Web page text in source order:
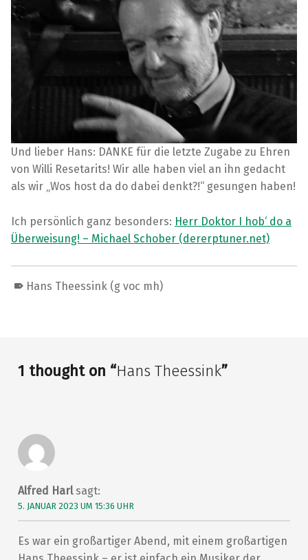
Und lieber Hans: DANKE für die letzte Zugabe zu Ehren
von Willi Resetarits! Wir alle haben viel an ihn gedacht
als wir „Wos host da do dabei denkt?!“ gesungen haben!
Ich persönlich ganz besonders: Herr Doktor I hob‘ do a
Überweisung! – Michael Schober (dererptuner.net)
Hans Theessink (g voc mh)
1 thought on “Hans Theessink”
Alfred Harl sagt:
5. JANUAR 2023 UM 15:36 UHR
Es war ein großartiger Abend, mit einem großartigen